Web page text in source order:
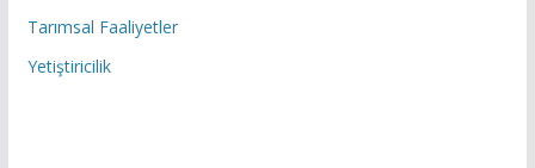
Tarımsal Faaliyetler
Yetiştiricilik